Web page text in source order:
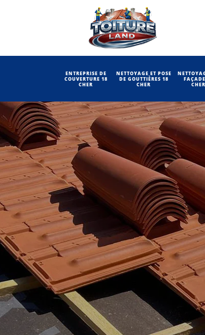
ENTREPRISE DE
COUVERTURE 18
CHER
NETTOYAGE ET POSE
DE GOUTTIÈRES 18
CHER
CHER